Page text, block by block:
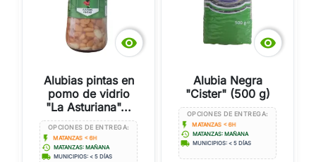

Alubias pintas en
pomo de vidrio
"La Asturiana"...
OPCIONES DE ENTREGA:
flash_on MATANZAS < 6H
history MATANZAS: MAÑANA
local_shipping MUNICIPIOS: < 5 DÍAS

Alubia Negra
"Cister" (500 g)
OPCIONES DE ENTREGA:
flash_on MATANZAS < 6H
history MATANZAS: MAÑANA
local_shipping MUNICIPIOS: < 5 DÍAS